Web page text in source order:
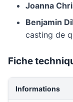
Joanna
Benjamin
casting de
Fiche
Informations